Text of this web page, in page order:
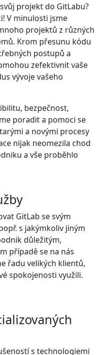
projekt do GitLabu?
V minulosti jsme
projektů z různých
Krom přesunu kódu
postupů a
zefektivnit vaše
vývoje vašeho
bezpečnost,
poradit a pomoci se
a novými procesy
nijak neomezila chod
a vše proběhlo
GitLab se svým
s jakýmkoliv jiným
důležitým,
případě se na nás
řadu velikých klientů,
spokojenosti využili.
s technologiemi